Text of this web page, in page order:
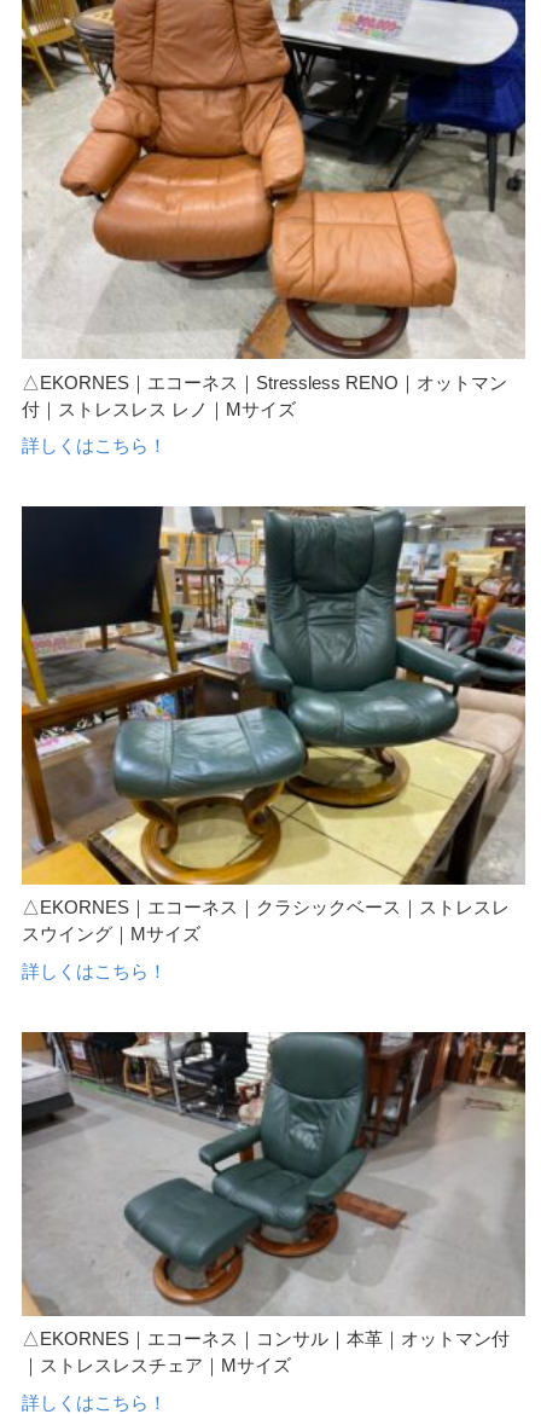
△EKORNES｜エコーネス｜Stressless RENO｜オットマン
付｜ストレスレス レノ｜Mサイズ
詳しくはこちら！
△EKORNES｜エコーネス｜クラシックベース｜ストレスレ
スウイング｜Mサイズ
詳しくはこちら！
△EKORNES｜エコーネス｜コンサル｜本革｜オットマン付
｜ストレスレスチェア｜Mサイズ
詳しくはこちら！